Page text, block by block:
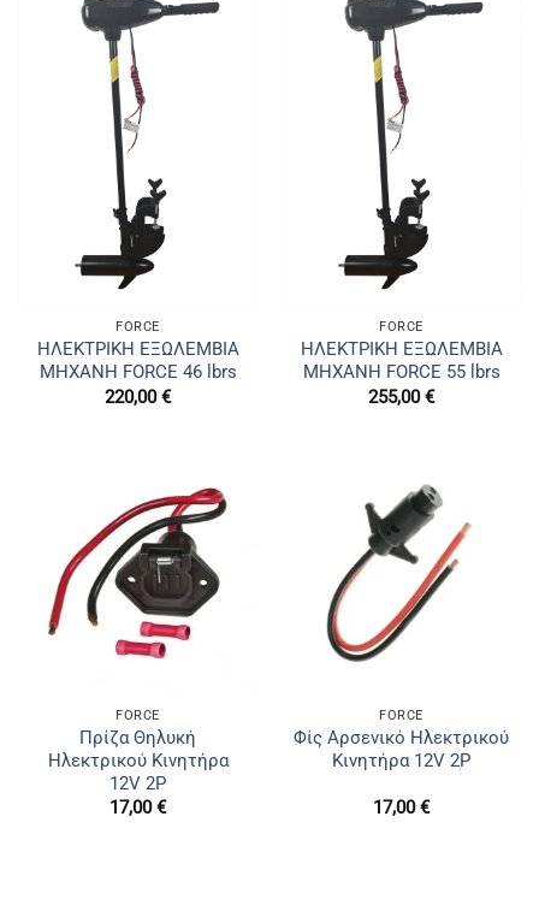
FORCE
ΗΛΕΚΤΡΙΚΗ ΕΞΩΛΕΜΒΙΑ
ΜΗΧΑΝΗ FORCE 46 lbrs
220,00€
FORCE
ΗΛΕΚΤΡΙΚΗ ΕΞΩΛΕΜΒΙΑ
ΜΗΧΑΝΗ FORCE 55 lbrs
255,00€
FORCE
Πρίζα Θηλυκή
Ηλεκτρικού Κινητήρα
12V 2P
17,00€
FORCE
Φίς Αρσενικό Ηλεκτρικού
Κινητήρα 12V 2P
17,00€